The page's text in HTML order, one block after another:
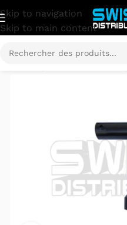
Skip to navigation
Skip to main content